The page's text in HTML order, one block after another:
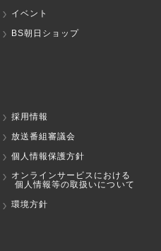
イベント
BS朝日ショップ
採用情報
放送番組審議会
個人情報保護方針
オンラインサービスにおける
個人情報等の取扱いについて
環境方針